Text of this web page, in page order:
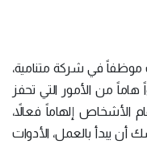
في شركة متنامية،
من الأمور التي تحفز
الأشخاص إلهاماً فعالاً،
يبدأ بالعمل، الأدوات